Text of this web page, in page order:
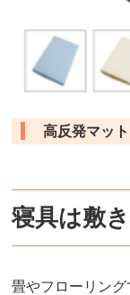
高反発マッ
寝具は敷
畳やフローリン